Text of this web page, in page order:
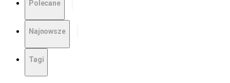
Polecane
Najnowsze
Tagi